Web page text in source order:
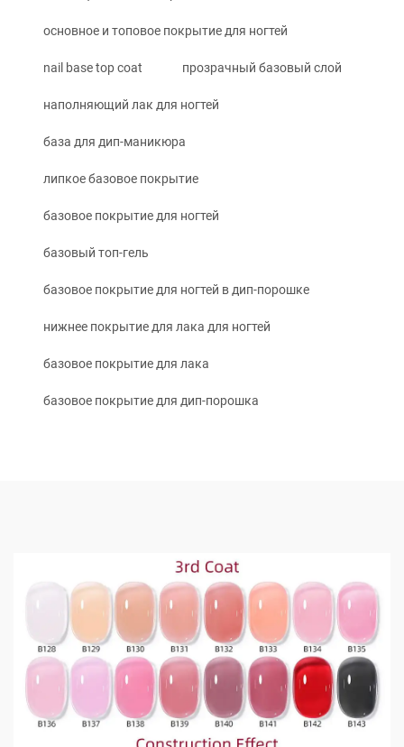
основное и топовое покрытие для ногтей
nail base top coat прозрачный базовый слой
наполняющий лак для ногтей
база для дип-маникюра
липкое базовое покрытие
базовое покрытие для ногтей
базовый топ-гель
базовое покрытие для ногтей в дип-порошке
нижнее покрытие для лака для ногтей
базовое покрытие для лака
базовое покрытие для дип-порошка